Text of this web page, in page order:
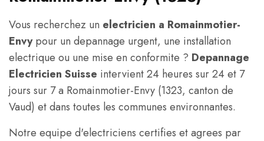
Vous recherchez un electricien a Romainmotier-
Envypour un depannage urgent, une installation
electrique ou une mise en conformite ? Depannage
Electricien Suisse intervient 24 heures sur 24 et 7
jours sur 7 a Romainmotier-Envy (1323, canton de
Vaud) et dans toutes les communes environnantes.
Notre equipe d'electriciens certifies et agrees par